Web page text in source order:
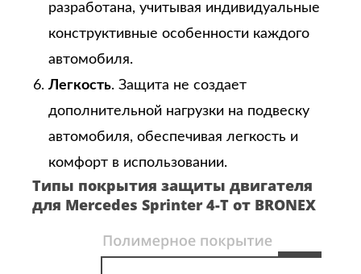
разработана, учитывая индивидуальные
конструктивные особенности каждого
автомобиля.
Легкость. Защита не создает
дополнительной нагрузки на подвеску
автомобиля, обеспечивая легкость и
комфорт в использовании.
Типы покрытия защиты двигателя
для Mercedes Sprinter 4-T от BRONEX